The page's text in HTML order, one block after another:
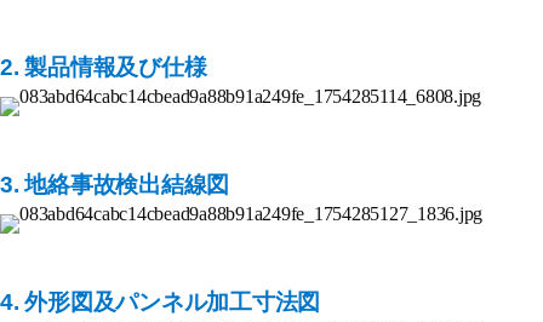
2. 製品情報及び仕様
3. 地絡事故検出結線図
4. 外形図及パンネル加工寸法図